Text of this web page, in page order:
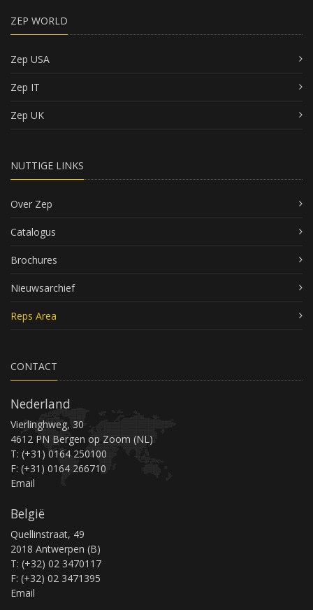
ZEP WORLD
Zep USA
Zep IT
Zep UK
NUTTIGE LINKS
Over Zep
Catalogus
Brochures
Nieuwsarchief
Reps Area
CONTACT
Nederland
Vierlinghweg, 30
4612 PN Bergen op Zoom (NL)
T: (+31) 0164 250100
F: (+31) 0164 266710
Email
België
Quellinstraat, 49
2018 Antwerpen (B)
T: (+32) 02 3470117
F: (+32) 02 3471395
Email